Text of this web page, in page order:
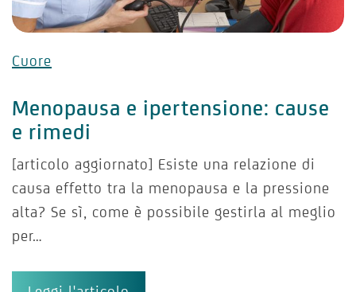
Cuore
Menopausa e ipertensione: cause
e rimedi
[articolo aggiornato] Esiste una relazione di
causa effetto tra la menopausa e la pressione
alta? Se sì, come è possibile gestirla al meglio
per…